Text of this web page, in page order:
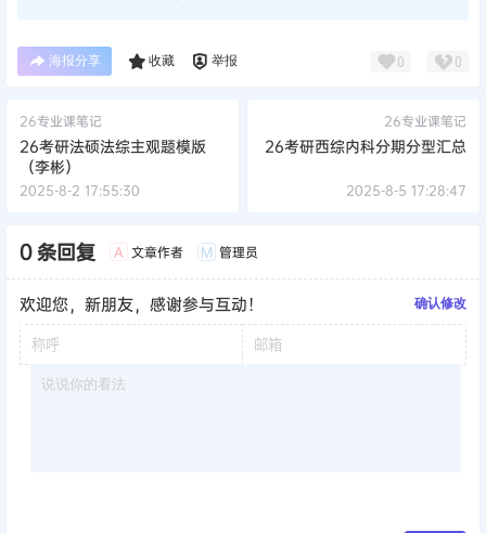
海报分享 收藏 举报 0 0
26专业课笔记
26考研法硕法综主观题模版
（李彬）
2025-8-2 17:55:30
26专业课笔记
26考研西综内科分期分型汇总
2025-8-5 17:28:47
0 条回复 A 文章作者 M 管理员
欢迎您，新朋友，感谢参与互动！ 确认修改